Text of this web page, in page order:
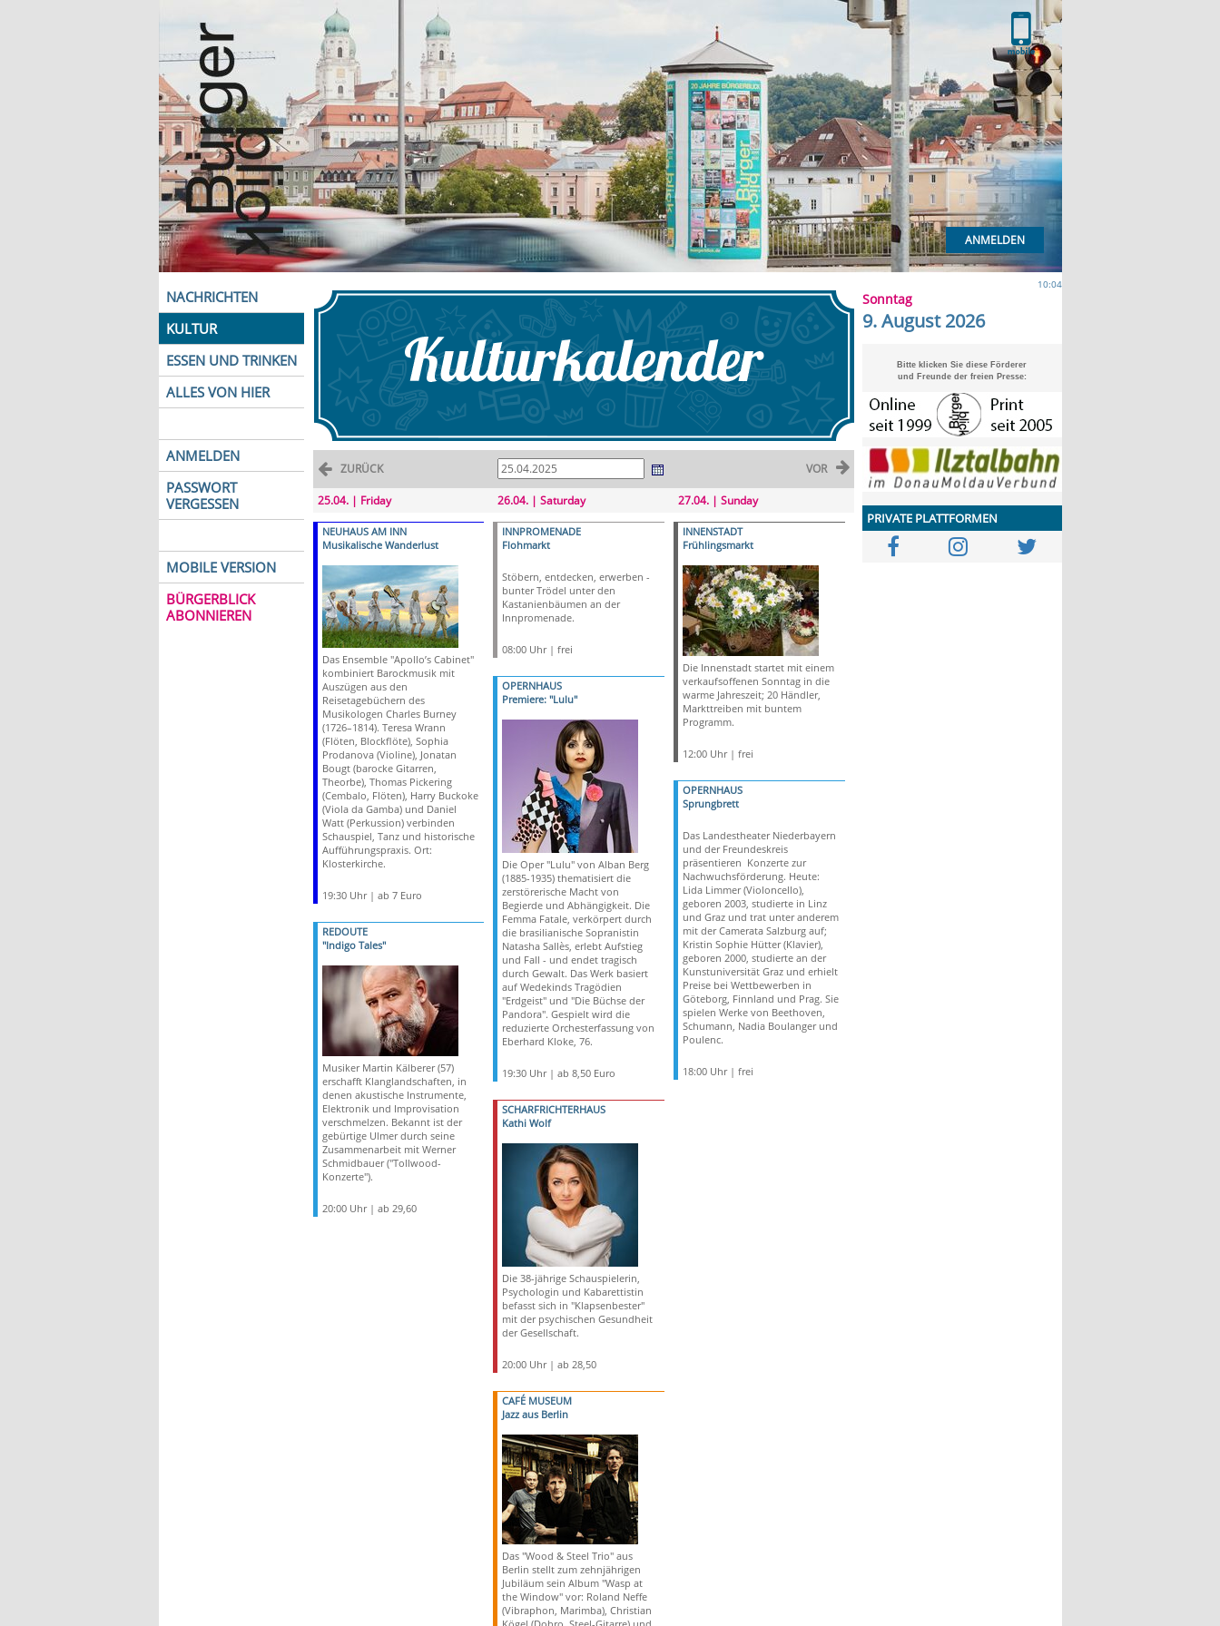
ANMELDEN
NACHRICHTEN
KULTUR
ESSEN UND TRINKEN
ALLES VON HIER
ANMELDEN
PASSWORT
VERGESSEN
MOBILE VERSION
BÜRGERBLICK
ABONNIEREN
ZURÜCK VOR
25.04. | Friday
NEUHAUS AM INN
Musikalische Wanderlust
Das Ensemble "Apollo’s Cabinet"
kombiniert Barockmusik mit
Auszügen aus den
Reisetagebüchern des
Musikologen Charles Burney
(1726–1814). Teresa Wrann
(Flöten, Blockflöte), Sophia
Prodanova (Violine), Jonatan
Bougt (barocke Gitarren,
Theorbe), Thomas Pickering
(Cembalo, Flöten), Harry Buckoke
(Viola da Gamba) und Daniel
Watt (Perkussion) verbinden
Schauspiel, Tanz und historische
Aufführungspraxis. Ort:
Klosterkirche.
19:30 Uhr | ab 7 Euro
REDOUTE
"Indigo Tales"
Musiker Martin Kälberer (57)
erschafft Klanglandschaften, in
denen akustische Instrumente,
Elektronik und Improvisation
verschmelzen. Bekannt ist der
gebürtige Ulmer durch seine
Zusammenarbeit mit Werner
Schmidbauer ("Tollwood-
Konzerte").
20:00 Uhr | ab 29,60
26.04. | Saturday
INNPROMENADE
Flohmarkt
Stöbern, entdecken, erwerben -
bunter Trödel unter den
Kastanienbäumen an der
Innpromenade.
08:00 Uhr | frei
OPERNHAUS
Premiere: "Lulu"
Die Oper "Lulu" von Alban Berg
(1885-1935) thematisiert die
zerstörerische Macht von
Begierde und Abhängigkeit. Die
Femma Fatale, verkörpert durch
die brasilianische Sopranistin
Natasha Sallès, erlebt Aufstieg
und Fall - und endet tragisch
durch Gewalt. Das Werk basiert
auf Wedekinds Tragödien
"Erdgeist" und "Die Büchse der
Pandora". Gespielt wird die
reduzierte Orchesterfassung von
Eberhard Kloke, 76.
19:30 Uhr | ab 8,50 Euro
SCHARFRICHTERHAUS
Kathi Wolf
Die 38-jährige Schauspielerin,
Psychologin und Kabarettistin
befasst sich in "Klapsenbester"
mit der psychischen Gesundheit
der Gesellschaft.
20:00 Uhr | ab 28,50
CAFÉ MUSEUM
Jazz aus Berlin
Das "Wood & Steel Trio" aus
Berlin stellt zum zehnjährigen
Jubiläum sein Album "Wasp at
the Window" vor: Roland Neffe
(Vibraphon, Marimba), Christian
27.04. | Sunday
INNENSTADT
Frühlingsmarkt
Die Innenstadt startet mit einem
verkaufsoffenen Sonntag in die
warme Jahreszeit; 20 Händler,
Markttreiben mit buntem
Programm.
12:00 Uhr | frei
OPERNHAUS
Sprungbrett
Das Landestheater Niederbayern
und der Freundeskreis
präsentieren Konzerte zur
Nachwuchsförderung. Heute:
Lida Limmer (Violoncello),
geboren 2003, studierte in Linz
und Graz und trat unter anderem
mit der Camerata Salzburg auf;
Kristin Sophie Hütter (Klavier),
geboren 2000, studierte an der
Kunstuniversität Graz und erhielt
Preise bei Wettbewerben in
Göteborg, Finnland und Prag. Sie
spielen Werke von Beethoven,
Schumann, Nadia Boulanger und
Poulenc.
18:00 Uhr | frei
10:04
Sonntag
9. August 2026
Bitte klicken Sie diese Förderer
und Freunde der freien Presse:
PRIVATE PLATTFORMEN